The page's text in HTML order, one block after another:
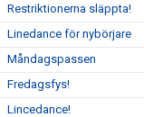
Restriktionerna släppta!
Linedance för nybörjare
Måndagspassen
Fredagsfys!
Lincedance!